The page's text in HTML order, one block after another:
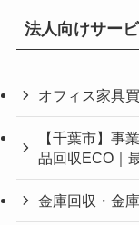
法人向けサー
オフィス家具
【千葉市】事
品回収ECO｜
金庫回収・金